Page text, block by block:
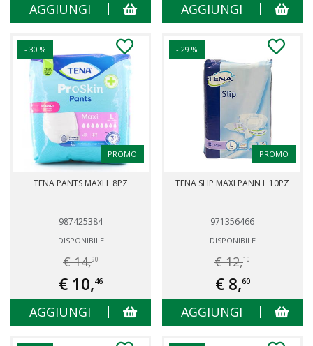
AGGIUNGI AGGIUNGI
- 30 %
PROMO
TENA PANTS MAXI L 8PZ
987425384
DISPONIBILE
€ 14,90
€ 10,46
AGGIUNGI
- 29 %
PROMO
TENA SLIP MAXI PANN L 10PZ
971356466
DISPONIBILE
€ 12,10
€ 8,60
AGGIUNGI